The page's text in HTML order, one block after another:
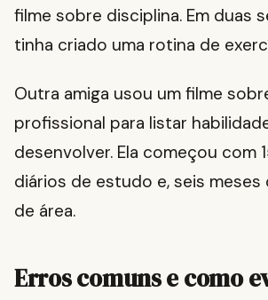
filme sobre disciplina. Em duas
tinha criado uma rotina de
Outra amiga usou um filme
profissional para listar
desenvolver. Ela começou com
diários de estudo e, seis meses
de área.
Erros comuns e como